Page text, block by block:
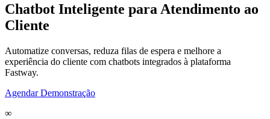
Chatbot Inteligente para Atendimento ao
Cliente
Automatize conversas, reduza filas de espera e melhore a
experiência do cliente com chatbots integrados à plataforma
Fastway.
Agendar Demonstração
∞